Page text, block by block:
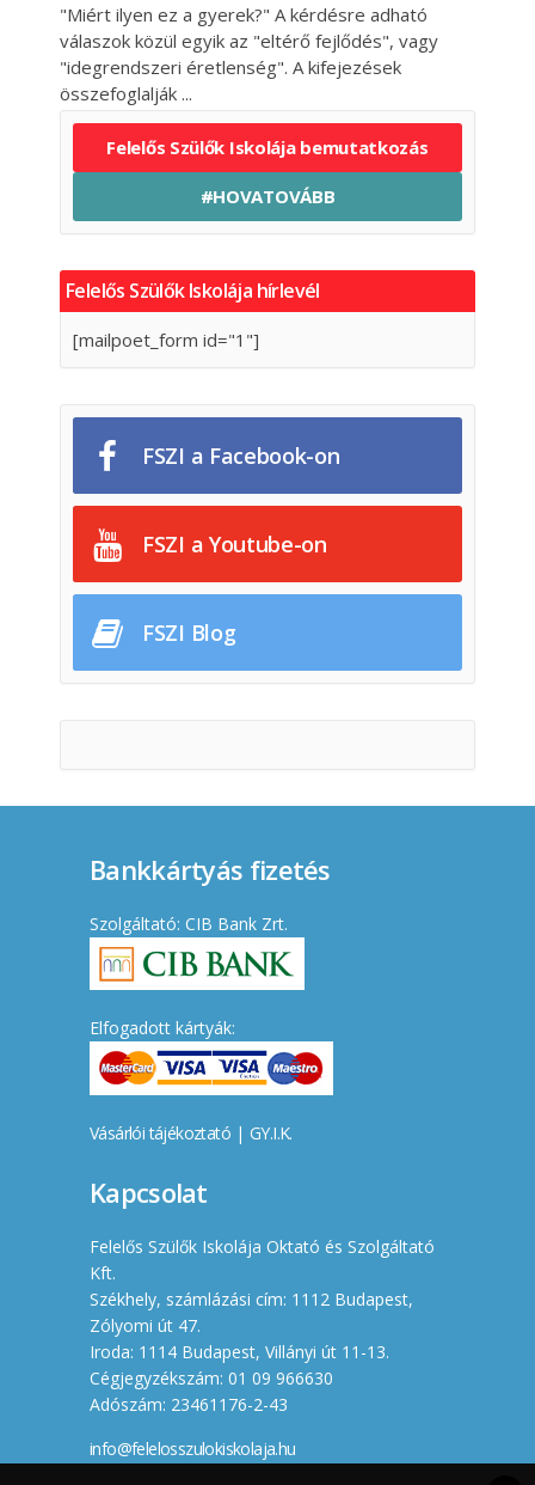
"Miért ilyen ez a gyerek?" A kérdésre adható
válaszok közül egyik az "eltérő fejlődés", vagy
"idegrendszeri éretlenség". A kifejezések
összefoglalják
Felelős Szülők Iskolája bemutatkozás
#HOVATOVÁBB
Felelős Szülők Iskolája hírlevél
[mailpoet_form id="1"]
FSZI a Facebook-on
FSZI a Youtube-on
FSZI Blog
Bankkártyás fizetés
Szolgáltató: CIB Bank Zrt.
Elfogadott kártyák:
Vásárlói tájékoztató | GY.I.K.
Kapcsolat
Felelős Szülők Iskolája Oktató és Szolgáltató
Kft.
Székhely, számlázási cím: 1112 Budapest,
Zólyomi út 47.
Iroda: 1114 Budapest, Villányi út 11-13.
Cégjegyzékszám: 01 09 966630
Adószám: 23461176-2-43
info@felelosszulokiskolaja.hu